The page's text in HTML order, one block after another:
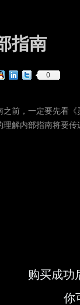
0
购买成功
你
指南
之前，一定要先看
理解内部指南将要